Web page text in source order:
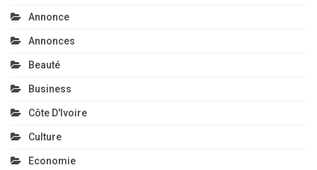
Annonce
Annonces
Beauté
Business
Côte D'Ivoire
Culture
Economie